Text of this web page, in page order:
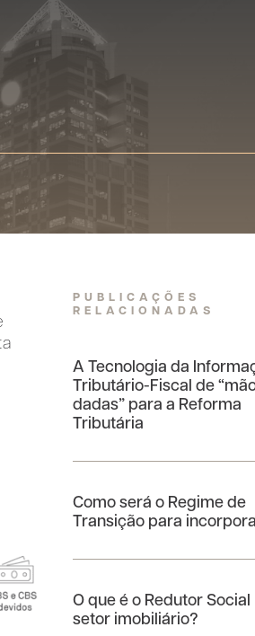
PUBLICAÇÕES
RELACIONADAS
A Tecnologia da
Tributário-Fiscal de
dadas” para a Reforma
Tributária
Como será o Regime de
Transição para
O que é o Redutor Social
setor imobiliário?